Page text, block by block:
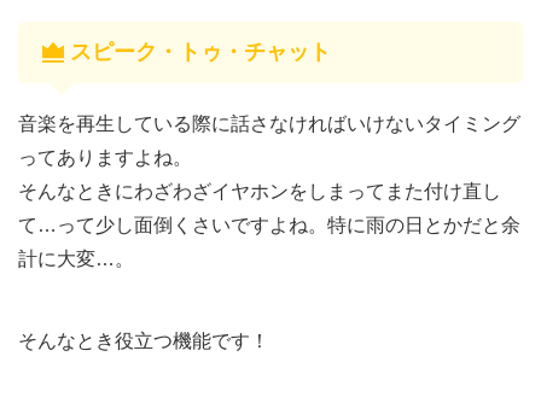
スピーク・トゥ・チャット
音楽を再生している際に話さなければいけないタイミング
ってありますよね。
そんなときにわざわざイヤホンをしまってまた付け直し
て…って少し面倒くさいですよね。特に雨の日とかだと余
計に大変…。
そんなとき役立つ機能です！